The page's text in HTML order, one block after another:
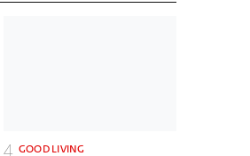
GOOD LIVING